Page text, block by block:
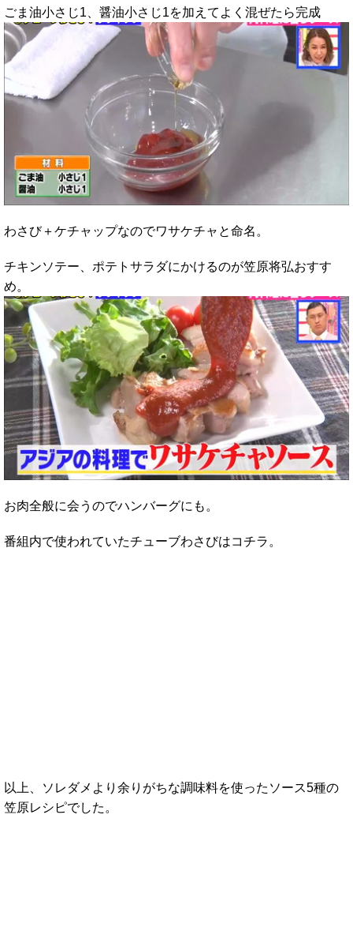
ごま油小さじ1、醤油小さじ1を加えてよく混ぜたら完成
わさび＋ケチャップなのでワサケチャと命名。
チキンソテー、ポテトサラダにかけるのが笠原将弘おすす
め。
お肉全般に会うのでハンバーグにも。
番組内で使われていたチューブわさびはコチラ。
以上、ソレダメより余りがちな調味料を使ったソース5種の
笠原レシピでした。